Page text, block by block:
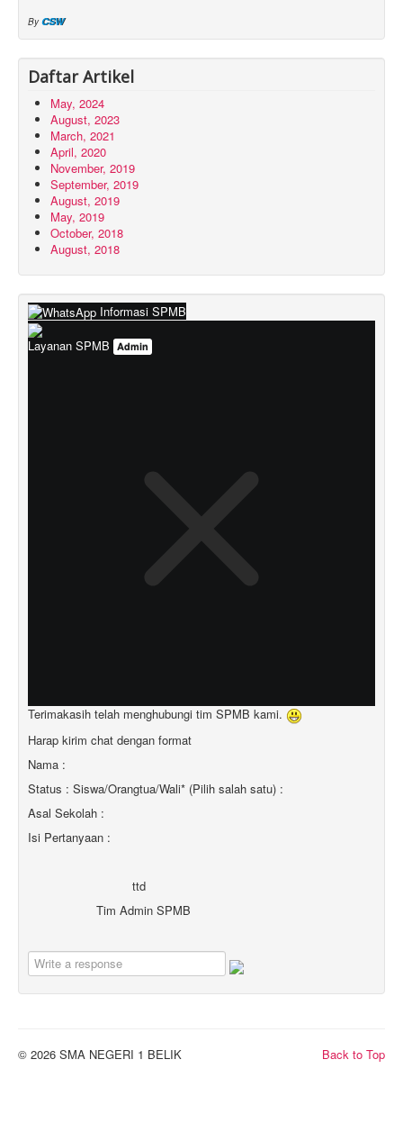
ByCSW
Daftar Artikel
May, 2024
August, 2023
March, 2021
April, 2020
November, 2019
September, 2019
August, 2019
May, 2019
October, 2018
August, 2018
Informasi SPMB
Layanan SPMB Admin
Terimakasih telah menghubungi tim SPMB kami.
Harap kirim chat dengan format
Nama :
Status : Siswa/Orangtua/Wali* (Pilih salah satu) :
Asal Sekolah :
Isi Pertanyaan :
ttd
Tim Admin SPMB
Back to Top
© 2026 SMA NEGERI 1 BELIK